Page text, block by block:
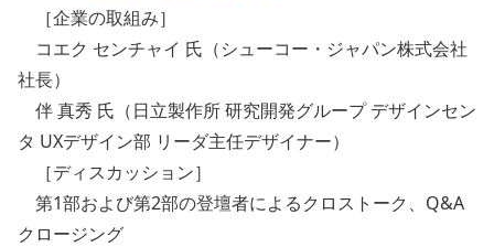
［企業の取組み］
コエク センチャイ 氏（シューコー・ジャパン株式会社
社長）
伴 真秀 氏（日立製作所 研究開発グループ デザインセン
タ UXデザイン部 リーダ主任デザイナー）
［ディスカッション］
第1部および第2部の登壇者によるクロストーク、Q&A
クロージング